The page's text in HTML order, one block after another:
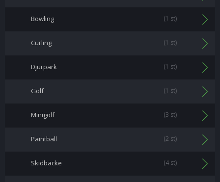
Bowling (1 st)
Curling (1 st)
Djurpark (1 st)
Golf (1 st)
Minigolf (3 st)
Paintball (2 st)
Skidbacke (4 st)